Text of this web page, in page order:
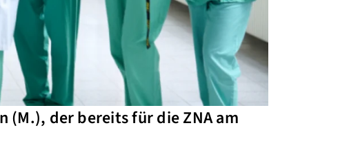
(M.), der bereits für die ZNA am